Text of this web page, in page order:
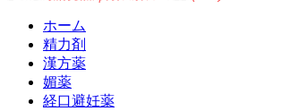
ホーム
精力剤
漢方薬
媚薬
経口避妊薬